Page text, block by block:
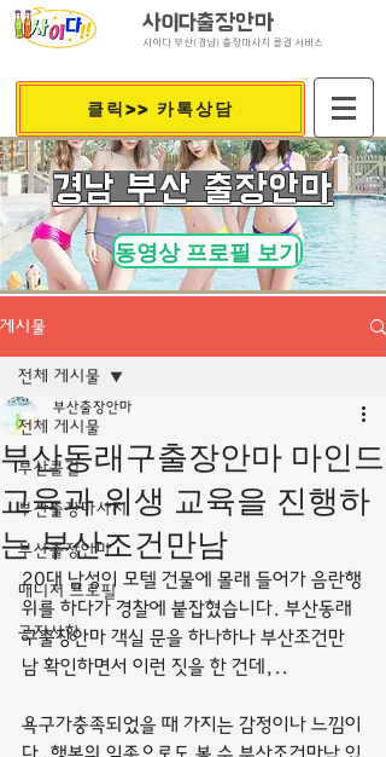
사이다출장안마
사이다 부산(경남) 출장마사지 콜걸 서비스
클릭>> 카톡상담
​경남 부산 출장안마
동영상 프로필 보기
게시물
전체 게시물
부산콜걸
부산출장마사지
부산출장안마
매니저 프로필
공지사항
전체 게시물
부산동래구출장안마 마인드
교육과 위생 교육을 진행하
는 부산조건만남
부산출장안마
20대 남성이 모텔 건물에 몰래 들어가 음란행
위를 하다가 경찰에 붙잡혔습니다. 부산동래
구출장안마 객실 문을 하나하나 부산조건만
남 확인하면서 이런 짓을 한 건데,..
욕구가충족되었을 때 가지는 감정이나 느낌이